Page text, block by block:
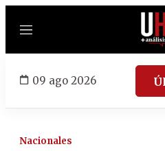
Menú
09 ago 2026
Nacionales